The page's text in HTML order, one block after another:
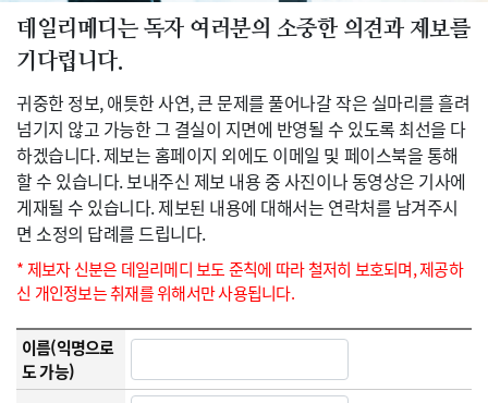
데일리메디는 독자 여러분의 소중한 의견과 제보를
기다립니다.
귀중한 정보, 애틋한 사연, 큰 문제를 풀어나갈 작은 실마리를 흘려
넘기지 않고 가능한 그 결실이 지면에 반영될 수 있도록 최선을 다
하겠습니다. 제보는 홈페이지 외에도 이메일 및 페이스북을 통해
할 수 있습니다. 보내주신 제보 내용 중 사진이나 동영상은 기사에
게재될 수 있습니다. 제보된 내용에 대해서는 연락처를 남겨주시
면 소정의 답례를 드립니다.
* 제보자 신분은 데일리메디 보도 준칙에 따라 철저히 보호되며, 제공하
신 개인정보는 취재를 위해서만 사용됩니다.
이름(익명으로
도 가능)